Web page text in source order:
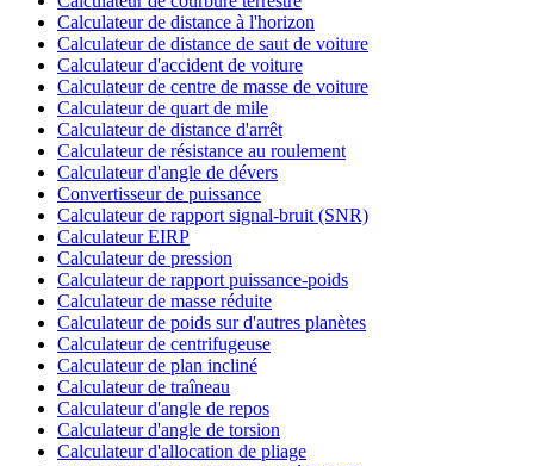
Calculateur de distance à l'horizon
Calculateur de distance de saut de voiture
Calculateur d'accident de voiture
Calculateur de centre de masse de voiture
Calculateur de quart de mile
Calculateur de distance d'arrêt
Calculateur de résistance au roulement
Calculateur d'angle de dévers
Convertisseur de puissance
Calculateur de rapport signal-bruit (SNR)
Calculateur EIRP
Calculateur de pression
Calculateur de rapport puissance-poids
Calculateur de masse réduite
Calculateur de poids sur d'autres planètes
Calculateur de centrifugeuse
Calculateur de plan incliné
Calculateur de traîneau
Calculateur d'angle de repos
Calculateur d'angle de torsion
Calculateur d'allocation de pliage